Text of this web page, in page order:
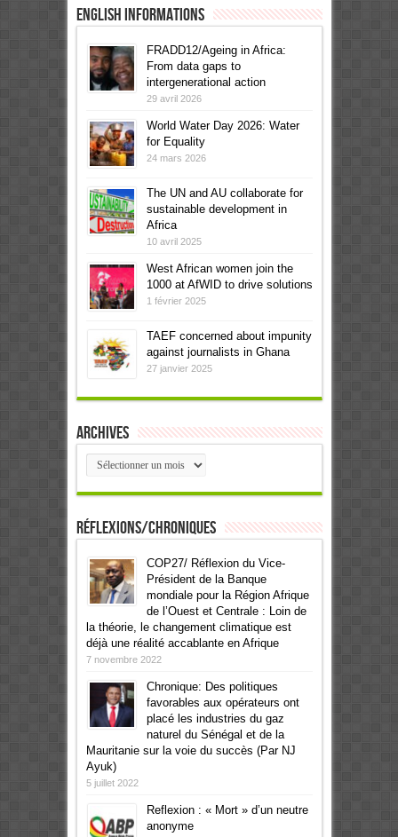
English informations
FRADD12/Ageing in Africa:
From data gaps to
intergenerational action
29 avril 2026
World Water Day 2026: Water
for Equality
24 mars 2026
The UN and AU collaborate for
sustainable development in
Africa
10 avril 2025
West African women join the
1000 at AfWID to drive solutions
1 février 2025
TAEF concerned about impunity
against journalists in Ghana
27 janvier 2025
Archives
Archives
Réflexions/Chroniques
COP27/ Réflexion du Vice-
Président de la Banque
mondiale pour la Région Afrique
de l’Ouest et Centrale : Loin de
la théorie, le changement climatique est
déjà une réalité accablante en Afrique
7 novembre 2022
Chronique: Des politiques
favorables aux opérateurs ont
placé les industries du gaz
naturel du Sénégal et de la
Mauritanie sur la voie du succès (Par NJ
Ayuk)
5 juillet 2022
Reflexion : « Mort » d’un neutre
anonyme